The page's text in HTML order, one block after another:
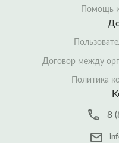
Помощь
Договор между
Политика
8